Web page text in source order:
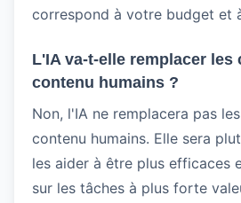
correspond à votre budget et
L'IA va-t-elle remplacer les
contenu humains ?
Non, l'IA ne remplacera pas
contenu humains. Elle sera
les aider à être plus efficaces
sur les tâches à plus forte